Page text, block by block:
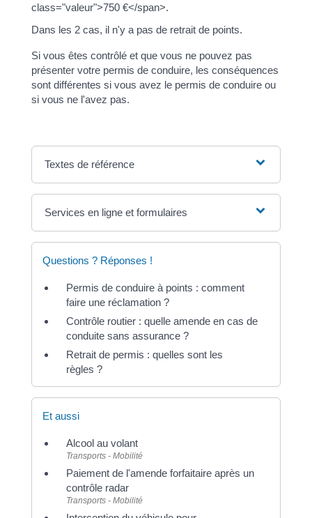
class="valeur">750 €</span>.
Dans les 2 cas, il n'y a pas de retrait de points.
Si vous êtes contrôlé et que vous ne pouvez pas
présenter votre permis de conduire, les conséquences
sont différentes si vous avez le permis de conduire ou
si vous ne l'avez pas.
Textes de référence
Services en ligne et formulaires
Questions ? Réponses !
Permis de conduire à points : comment
faire une réclamation ?
Contrôle routier : quelle amende en cas de
conduite sans assurance ?
Retrait de permis : quelles sont les
règles ?
Et aussi
Alcool au volant
Transports - Mobilité
Paiement de l'amende forfaitaire après un
contrôle radar
Transports - Mobilité